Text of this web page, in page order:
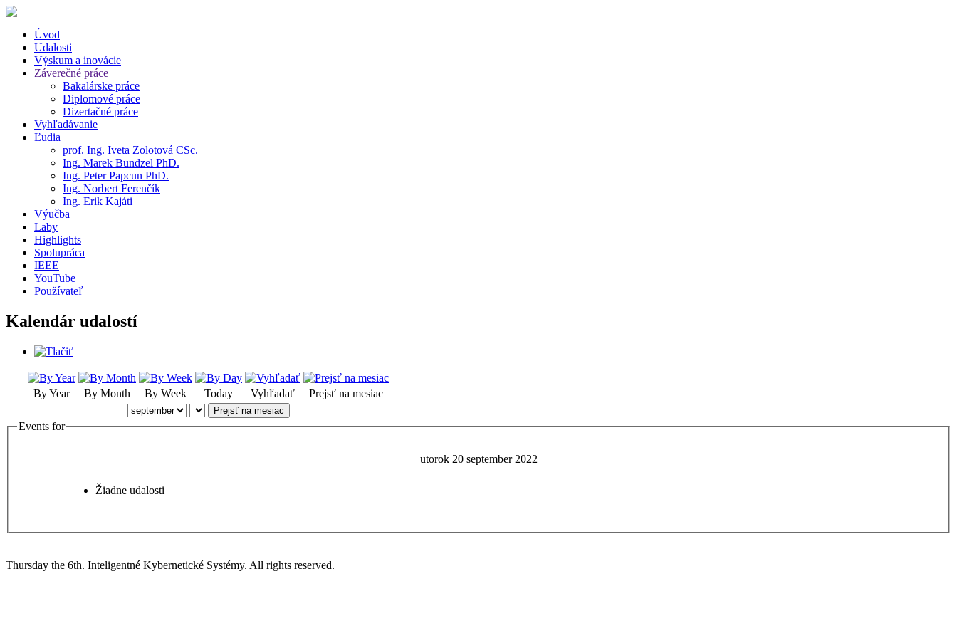
Úvod
Udalosti
Výskum a inovácie
Záverečné práce
Bakalárske práce
Diplomové práce
Dizertačné práce
Vyhľadávanie
Ľudia
prof. Ing. Iveta Zolotová CSc.
Ing. Marek Bundzel PhD.
Ing. Peter Papcun PhD.
Ing. Norbert Ferenčík
Ing. Erik Kajáti
Výučba
Laby
Highlights
Spolupráca
IEEE
YouTube
Používateľ
Kalendár udalostí
By Year By Month By Week Today Vyhľadať Prejsť na mesiac
Prejsť na mesiac
Events for
utorok 20 september 2022
Žiadne udalosti
Thursday the 6th. Inteligentné Kybernetické Systémy. All rights reserved.